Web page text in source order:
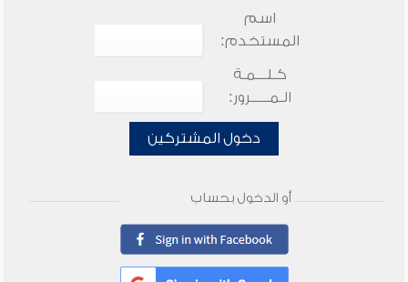
اسم
المستخدم:
كـلـــمـة
الـمـــــرور:
دخول المشتركين
أو الدخول بحساب